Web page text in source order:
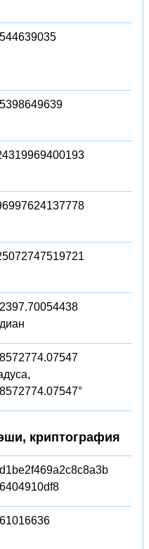
криптография